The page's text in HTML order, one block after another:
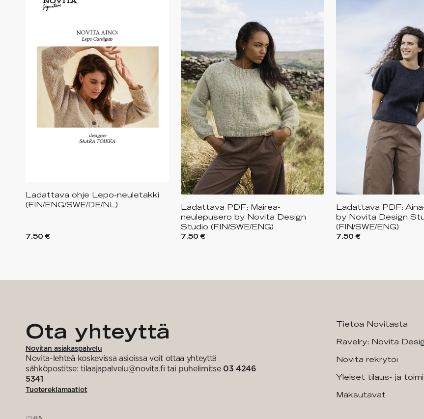
Ladattava ohje Lepo-neuletakki
(FIN/ENG/SWE/DE/NL)
7.50 €
Ladattava PDF: Mairea-
neulepusero by Novita Design
Studio (FIN/SWE/ENG)
7.50 €
Ladattava PDF:
by Novita Design
(FIN/SWE/ENG)
7.50 €
Ota yhteyttä
Novitan asiakaspalvelu
Novita-lehteä koskevissa asioissa voit ottaa yhteyttä
sähköpostitse: tilaajapalvelu@novita.fi tai puhelimitse 03 4246
5341
Tuotereklamaatiot
Tietoa Novitasta
Ravelry: Novita
Novita rekrytoi
Yleiset tilaus- ja
Maksutavat